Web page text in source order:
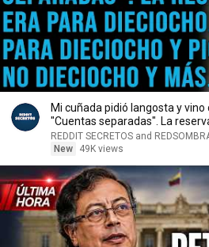
Mi cuñada pidió langosta y vino
"Cuentas separadas". La
REDDIT SECRETOS and
New
49K views